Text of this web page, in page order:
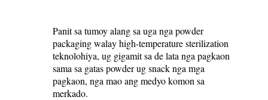
Panit sa tumoy alang sa uga nga powder
packaging walay high-temperature sterilization
teknolohiya, ug gigamit sa de lata nga pagkaon
sama sa gatas powder ug snack nga mga
pagkaon, nga mao ang medyo komon sa
merkado.